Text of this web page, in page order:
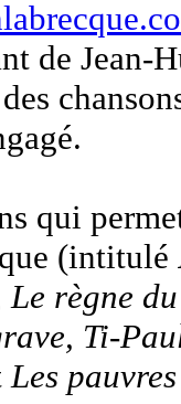
de Jean-
qui
(intitulé
règne
Ti-
Les pauvres